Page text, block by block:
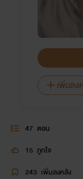
เพิ่มลง
47 ตอน
15 ถูกใจ
243 เพิ่มลงคลัง